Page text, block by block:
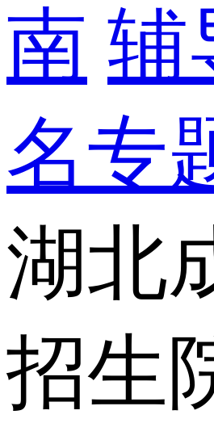
南 辅
名专
湖北
招生